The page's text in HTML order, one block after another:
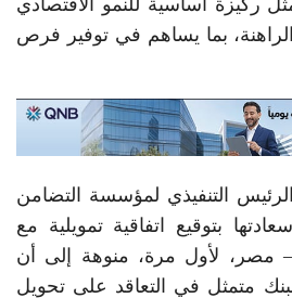
ركيزة أساسية للنمو الاقتصادي
بما يساهم في توفير فرص
التنفيذي لمؤسسة التضامن
بتوقيع اتفاقية تمويلية مع
– مصر، لأول مرة، منوهة إلى أن
متمثل في التعاقد على تحويل